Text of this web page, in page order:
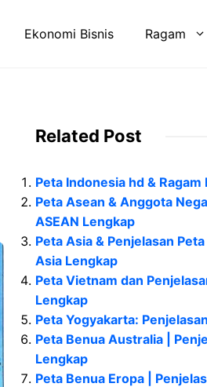
Ekonomi Bisnis Ragam
Related Post
Peta Indonesia hd & Ragam
Peta Asean & Anggota
ASEAN Lengkap
Peta Asia & Penjelasan
Asia Lengkap
Peta Vietnam dan
Lengkap
Peta Yogyakarta:
Peta Benua Australia |
Lengkap
Peta Benua Eropa |